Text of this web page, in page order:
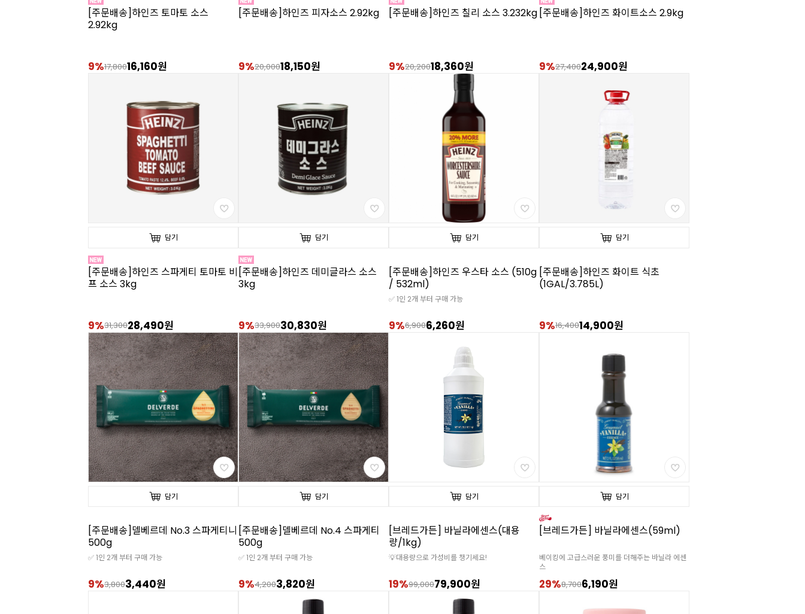
[주문배송]하인즈 토마토 소스
2.92kg
9%17,80016,160원
[주문배송]하인즈 피자소스 2.92kg
9%20,00018,150원
[주문배송]하인즈 칠리 소스 3.232kg
9%20,20018,360원
[주문배송]하인즈 화이트소스 2.9kg
9%27,40024,900원
담기
[주문배송]하인즈 스파게티 토마토 비
프 소스 3kg
9%31,30028,490원
담기
[주문배송]하인즈 데미글라스 소스
3kg
9%33,90030,830원
담기
[주문배송]하인즈 우스타 소스 (510g
/ 532ml)
✅ 1인 2개 부터 구매 가능
9%6,9006,260원
담기
[주문배송]하인즈 화이트 식초
(1GAL/3.785L)
9%16,40014,900원
담기
[주문배송]델베르데 No.3 스파게티니
500g
✅ 1인 2개 부터 구매 가능
9%3,8003,440원
담기
[주문배송]델베르데 No.4 스파게티
500g
✅ 1인 2개 부터 구매 가능
9%4,2003,820원
담기
[브레드가든] 바닐라에센스(대용
량/1kg)
💡대용량으로 가성비를 챙기세요!
19%99,00079,900원
담기
[브레드가든] 바닐라에센스(59ml)
베이킹에 고급스러운 풍미를 더해주는 바닐라 에센
스
29%8,7006,190원